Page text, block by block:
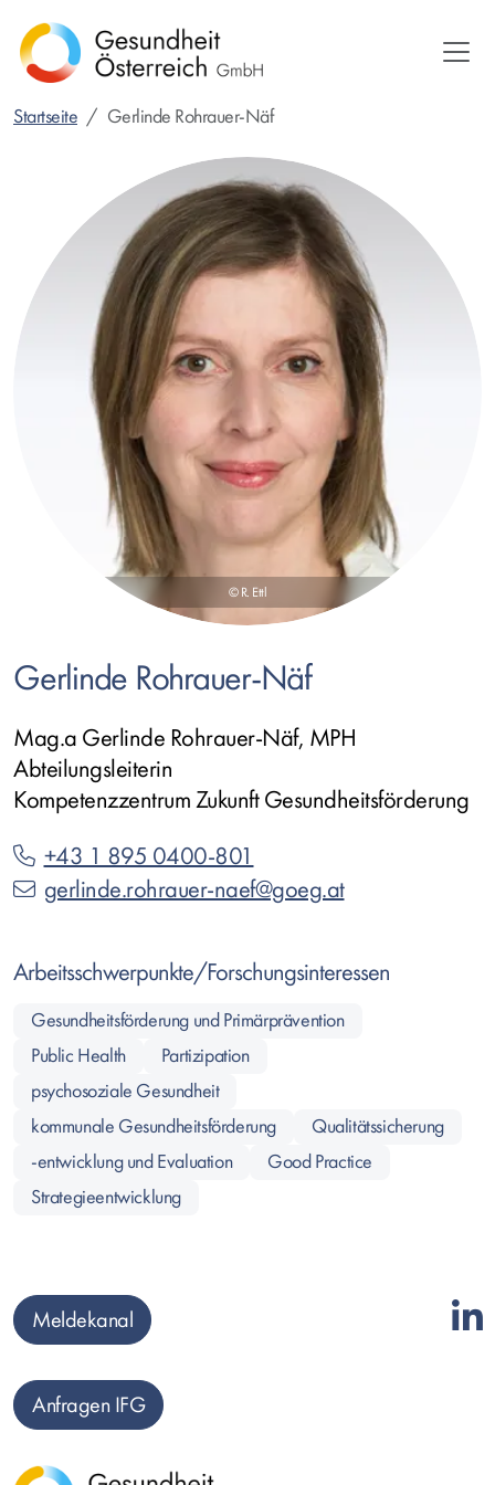
zum
Inhalt
Startseite Gerlinde Rohrauer-Näf
© R. Ettl
Gerlinde Rohrauer-Näf
Mag.a Gerlinde Rohrauer-Näf, MPH
Abteilungsleiterin
Kompetenzzentrum Zukunft Gesundheitsförderung
+43 1 895 0400-801
gerlinde.rohrauer-naef@goeg.at
Arbeitsschwerpunkte/Forschungsinteressen
Gesundheitsförderung und Primärprävention
Public Health
Partizipation
psychosoziale Gesundheit
kommunale Gesundheitsförderung
Qualitätssicherung
-entwicklung und Evaluation
Good Practice
Strategieentwicklung
Meldekanal
Anfragen IFG